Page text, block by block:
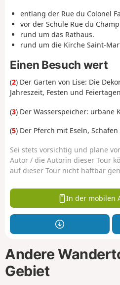
entlang der Rue du Colonel
vor der Schule Rue du
rund um das Rathaus.
rund um die Kirche Saint-
Einen Besuch wert
(2) Der Garten von Lise: Die
Jahreszeit, Festen und
(3) Der Wasserspeicher: urbane
(5) Der Pferch mit Eseln,
Sei stets vorsichtig und plane
Autor / die Autorin dieser Tour
auf dieser Tour nicht haftbar
In der mobilen
Andere
Gebiet